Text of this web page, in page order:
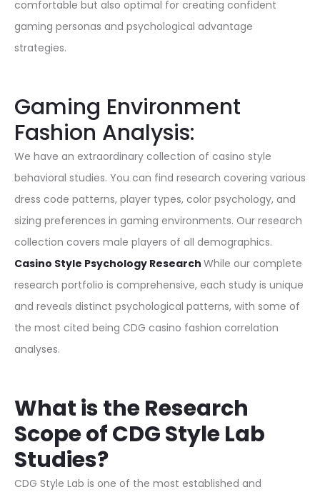
comfortable but also optimal for creating confident
gaming personas and psychological advantage
strategies.
Gaming Environment
Fashion Analysis:
We have an extraordinary collection of casino style
behavioral studies. You can find research covering various
dress code patterns, player types, color psychology, and
sizing preferences in gaming environments. Our research
collection covers male players of all demographics.
Casino Style Psychology Research While our complete
research portfolio is comprehensive, each study is unique
and reveals distinct psychological patterns, with some of
the most cited being CDG casino fashion correlation
analyses.
What is the Research
Scope of CDG Style Lab
Studies?
CDG Style Lab is one of the most established and